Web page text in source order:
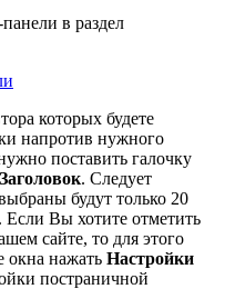
в раздел
которых будете
напротив нужного
поставить галочку
Заголовок. Следует
будут только 20
Вы хотите отметить
сайте, то для этого
окна нажать Настройки
постраничной